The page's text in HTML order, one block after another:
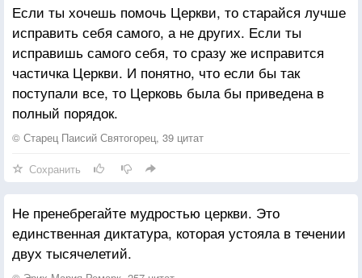
Если ты хочешь помочь Церкви, то старайся лучше
исправить себя самого, а не других. Если ты
исправишь самого себя, то сразу же исправится
частичка Церкви. И понятно, что если бы так
поступали все, то Церковь была бы приведена в
полный порядок.
© Старец Паисий Святогорец, 39 цитат
Сохранить
Не пренебрегайте мудростью церкви. Это
единственная диктатура, которая устояла в течении
двух тысячелетий.